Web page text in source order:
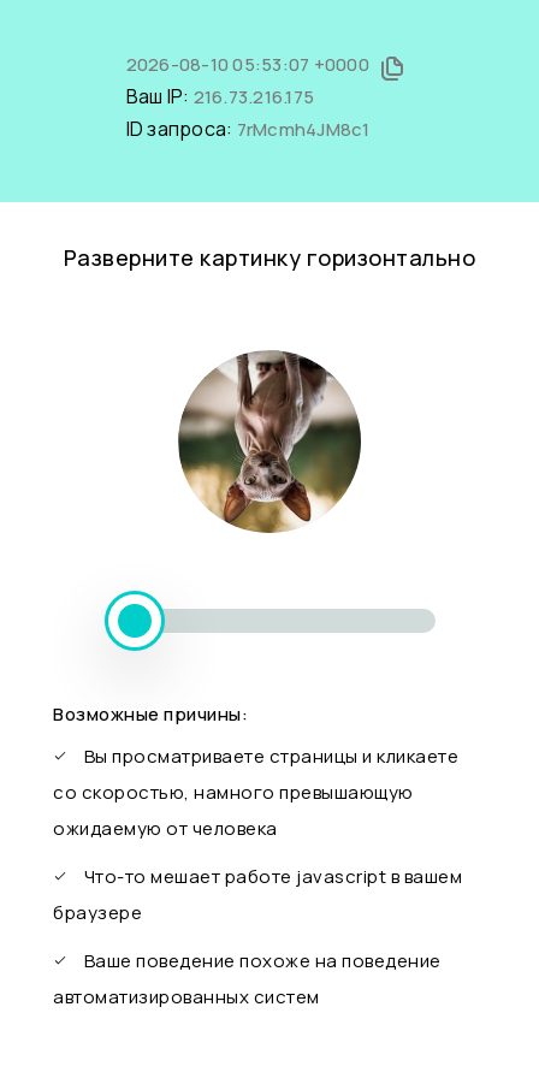
2026-08-10 05:53:07 +0000
Ваш IP: 216.73.216.175
ID запроса: 7rMcmh4JM8c1
Разверните картинку горизонтально
Возможные причины:
Вы просматриваете страницы и кликаете
со скоростью, намного превышающую
ожидаемую от человека
Что-то мешает работе javascript в вашем
браузере
Ваше поведение похоже на поведение
автоматизированных систем